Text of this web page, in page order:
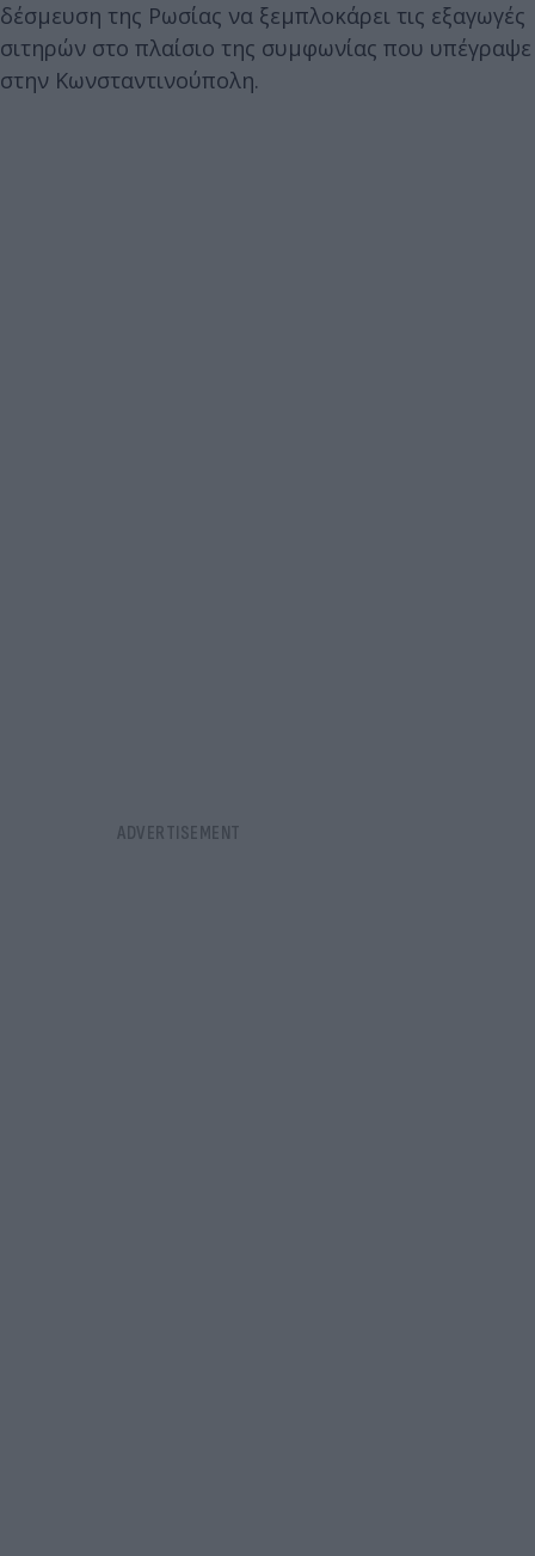
δέσμευση της Ρωσίας να ξεμπλοκάρει τις εξαγωγές
σιτηρών στο πλαίσιο της συμφωνίας που υπέγραψε
στην Κωνσταντινούπολη.